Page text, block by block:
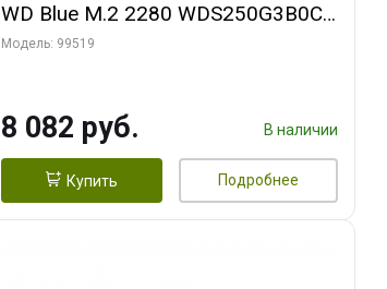
WD Blue M.2 2280 WDS250G3B0C
250GB Client PCIe Gen3x4 with
Модель: 99519
8 082 руб. В наличии
Купить Подробнее